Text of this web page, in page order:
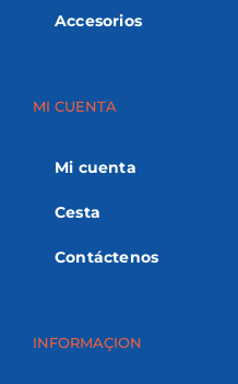
Accesorios
MI CUENTA
Mi cuenta
Cesta
Contáctenos
INFORMAÇION